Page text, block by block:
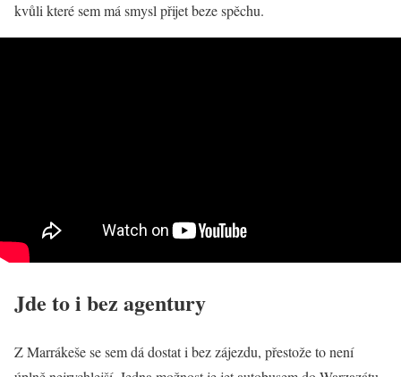
kvůli které sem má smysl přijet beze spěchu.
Jde to i bez agentury
Z Marrákeše se sem dá dostat i bez zájezdu, přestože to není